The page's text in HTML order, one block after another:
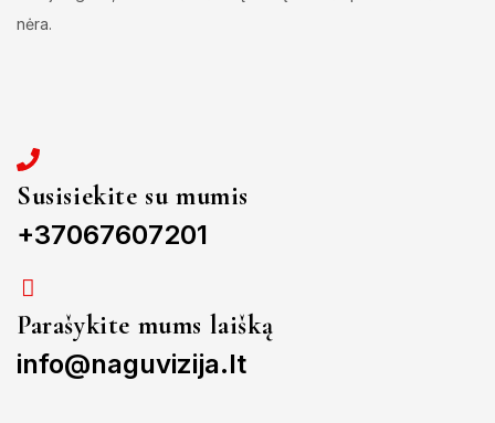
nėra.
Susisiekite su mumis
+37067607201
Parašykite mums laišką
info@naguvizija.lt